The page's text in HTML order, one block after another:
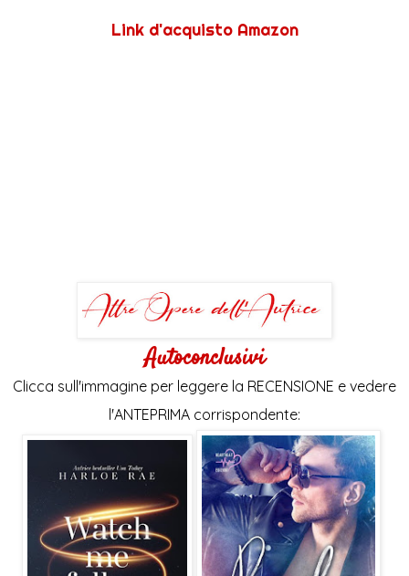
Link d'acquisto Amazon
Autoconclusivi
Clicca sull'immagine per leggere la RECENSIONE e vedere
l'ANTEPRIMA corrispondente: